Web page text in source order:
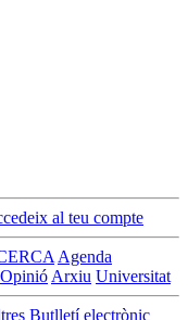
al teu compte
Agenda
Opinió Arxiu Universitat
Butlletí electrònic